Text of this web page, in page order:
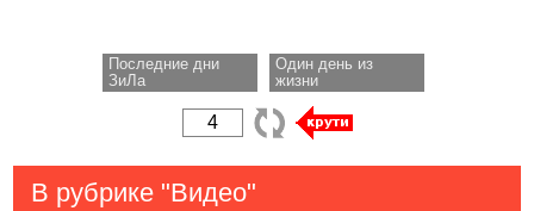
Последние дни
ЗиЛа
Один день из
жизни
В рубрике "Видео"